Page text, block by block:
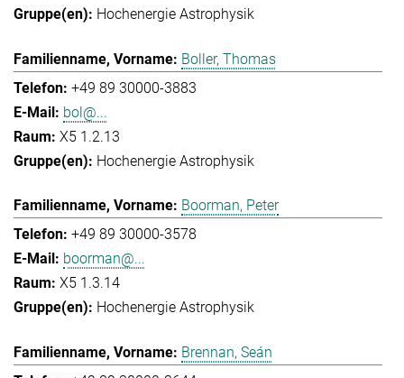
Hochenergie Astrophysik
Boller, Thomas
+49 89 30000-3883
bol@...
X5 1.2.13
Hochenergie Astrophysik
Boorman, Peter
+49 89 30000-3578
boorman@...
X5 1.3.14
Hochenergie Astrophysik
Brennan, Seán